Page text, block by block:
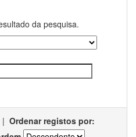
da pesquisa.
| Ordenar registos por: